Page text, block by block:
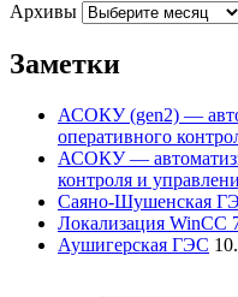
Архивы
Заметки
АСОКУ (gen2) —
оперативного
АСОКУ —
контроля и
Саяно-Шушенская
Локализация WinCC
Аушигерская ГЭС